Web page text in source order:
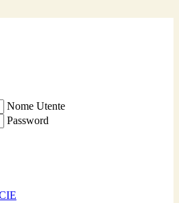
Nome Utente
Password